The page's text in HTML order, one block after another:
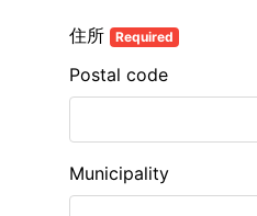
住所 Required
Postal code
Municipality